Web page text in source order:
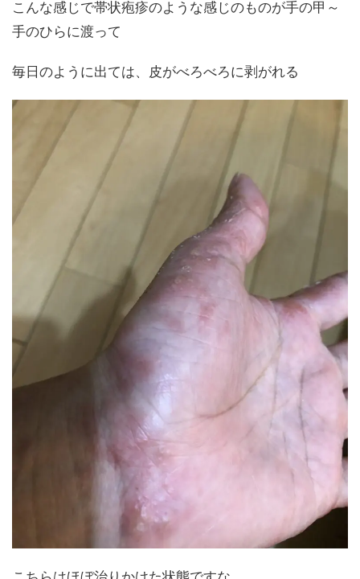
こんな感じで帯状疱疹のような感じのものが手の甲～
手のひらに渡って
毎日のように出ては、皮がべろべろに剥がれる